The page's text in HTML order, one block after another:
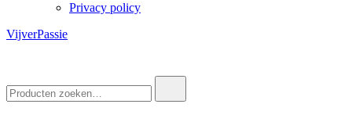
Privacy policy
VijverPassie
naar: